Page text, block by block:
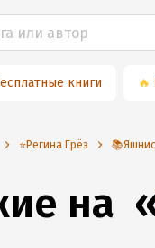
книги 🔥
⭐️Регина Грёз
на